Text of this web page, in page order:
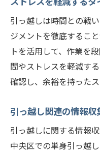
引っ越しは時間との戦
ジメントを徹底するこ
トを活用して、作業を
間やストレスを軽減す
確認し、余裕を持った
引っ越し関連の情報収
引っ越しに関する情報
中央区での単身引っ越